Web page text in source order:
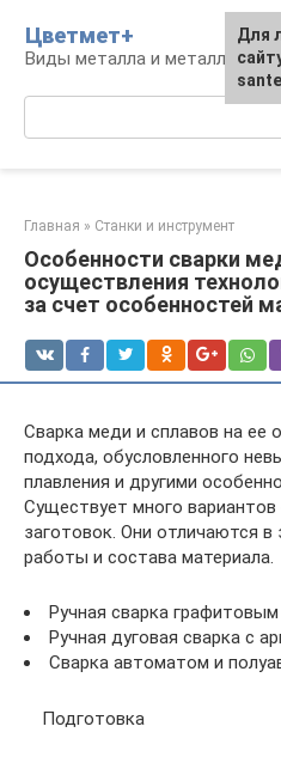
контенту
Цветмет+
Виды металла и
Главная » Станки и инструмент
Особенности сварки
осуществления
за счет особенностей
Сварка меди и сплавов на ее
подхода, обусловленного
плавления и другими
Существует много
заготовок. Они отличаются в
работы и состава материала.
Ручная сварка
Ручная дуговая сварка с
Сварка автоматом и
Подготовка
Для